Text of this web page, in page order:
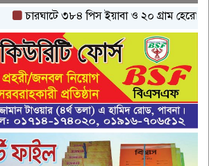
চারঘাটে ৩৮৪ পিস ইয়াবা ও ২০ গ্রাম হেরোইনসহ